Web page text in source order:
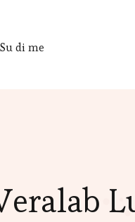
Su di me